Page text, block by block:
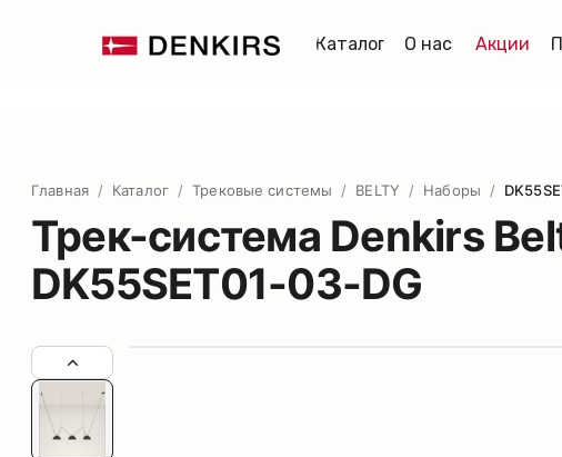
Каталог О нас Акции
Главная / Каталог / Трековые системы / BELTY / Наборы /
Трек-система Denkirs
DK55SET01-03-DG